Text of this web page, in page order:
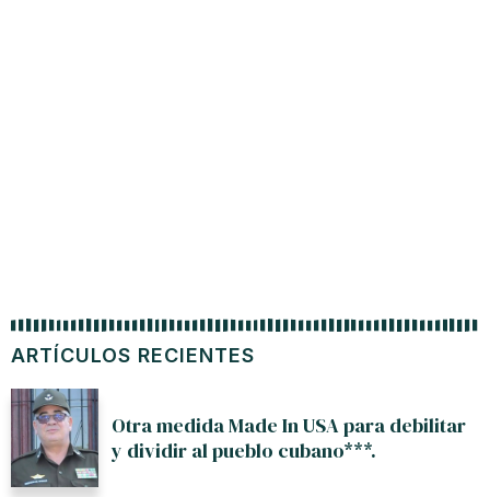
ARTÍCULOS RECIENTES
Otra medida Made In USA para debilitar
y dividir al pueblo cubano***.